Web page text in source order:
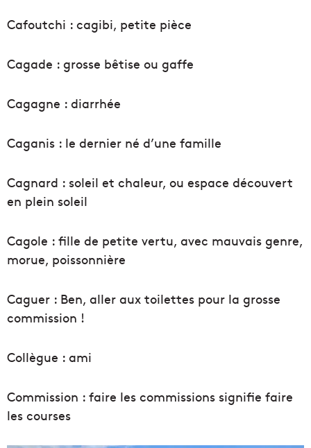
Cafoutchi : cagibi, petite pièce
Cagade : grosse bêtise ou gaffe
Cagagne : diarrhée
Caganis : le dernier né d’une famille
Cagnard : soleil et chaleur, ou espace découvert
en plein soleil
Cagole : fille de petite vertu, avec mauvais genre,
morue, poissonnière
Caguer : Ben, aller aux toilettes pour la grosse
commission !
Collègue : ami
Commission : faire les commissions signifie faire
les courses